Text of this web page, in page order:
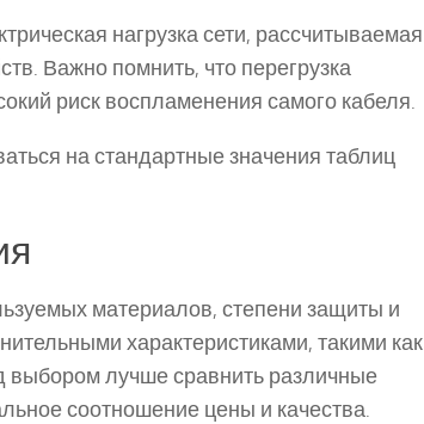
нагрузка сети, рассчитываемая
Важно помнить, что перегрузка
риск воспламенения самого кабеля.
на стандартные значения таблиц
материалов, степени защиты и
характеристиками, такими как
выбором лучше сравнить различные
соотношение цены и качества.